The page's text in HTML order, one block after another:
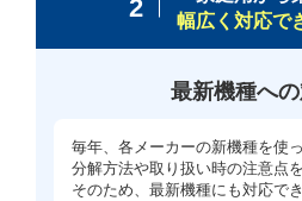
2
幅広く対応で
最新機種へ
毎年、各メーカーの新機種を使
分解方法や取り扱い時の注意点
そのため、最新機種にも対応で